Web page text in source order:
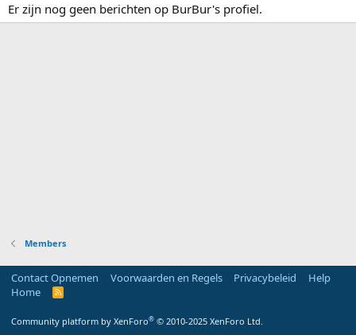
Er zijn nog geen berichten op BurBur's profiel.
Members
Contact Opnemen Voorwaarden en Regels Privacybeleid
Help
Home
R
Community platform by XenForo® © 2010-2025 XenForo Ltd.